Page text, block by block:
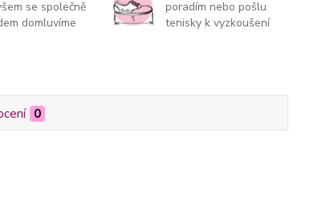
se společně
domluvíme
poradím nebo pošlu
tenisky k vyzkoušení
0